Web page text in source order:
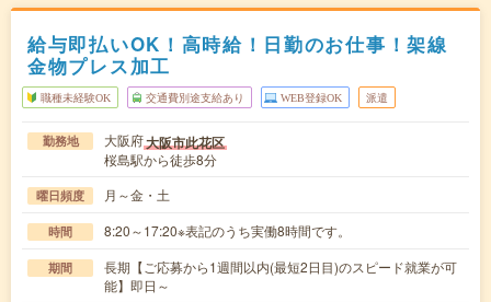
給与即払いOK！高時給！日勤のお仕事！架線
金物プレス加工
職種未経験OK 交通費別途支給あり WEB登録OK 派遣
勤務地 大阪府大阪市此花区
桜島駅から徒歩8分
曜日頻度 月～金・土
時間 8:20～17:20※表記のうち実働8時間です。
期間
長期【ご応募から1週間以内(最短2日目)のスピード就業が可
能】即日～